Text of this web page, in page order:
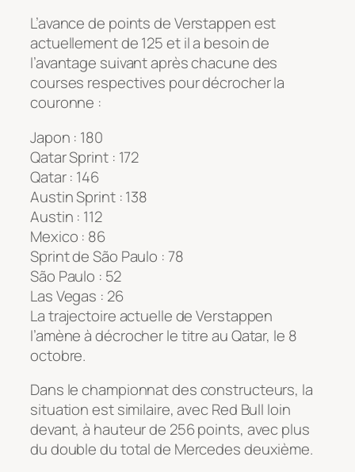
L’avance de points de Verstappen est
actuellement de 125 et il a besoin de
l’avantage suivant après chacune des
courses respectives pour décrocher la
couronne :
Japon : 180
Qatar Sprint : 172
Qatar : 146
Austin Sprint : 138
Austin : 112
Mexico : 86
Sprint de São Paulo : 78
São Paulo : 52
Las Vegas : 26
La trajectoire actuelle de Verstappen
l’amène à décrocher le titre au Qatar, le 8
octobre.
Dans le championnat des constructeurs, la
situation est similaire, avec Red Bull loin
devant, à hauteur de 256 points, avec plus
du double du total de Mercedes deuxième.